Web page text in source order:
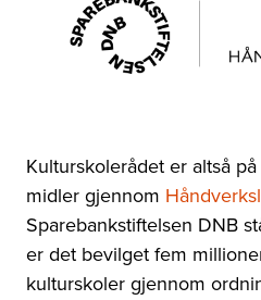
Kulturskolerådet er altså
midler gjennom
Sparebankstiftelsen DNB
er det bevilget fem
kulturskoler gjennom